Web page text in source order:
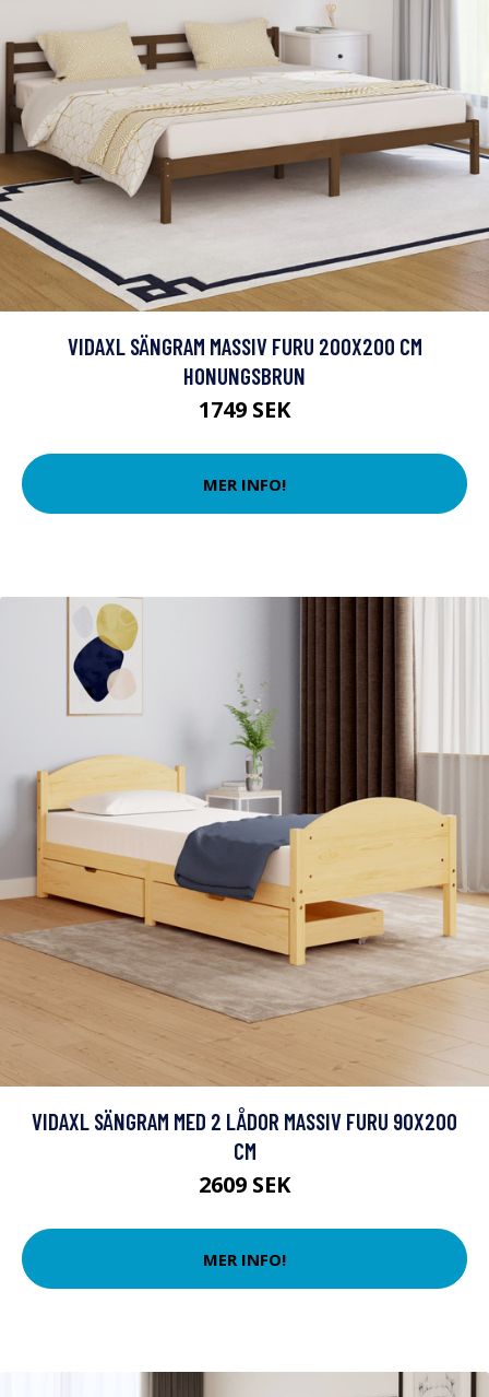
VIDAXL SÄNGRAM MASSIV FURU 200X200 CM
HONUNGSBRUN
1749 SEK
MER INFO!
VIDAXL SÄNGRAM MED 2 LÅDOR MASSIV FURU 90X200
CM
2609 SEK
MER INFO!